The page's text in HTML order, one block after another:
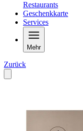
Restaurants
Geschenkkarte
Services
Mehr
Zurück